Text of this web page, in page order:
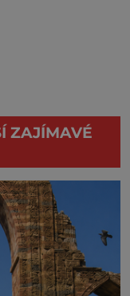
ZAJÍMAVÉ